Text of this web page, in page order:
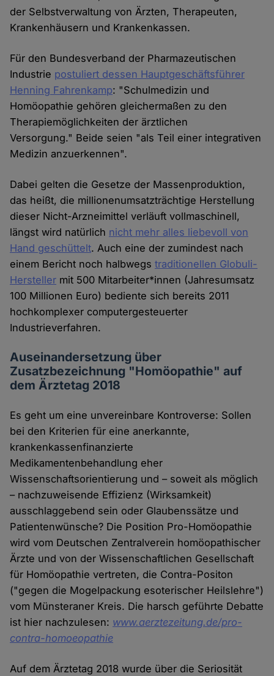
der Selbstverwaltung von Ärzten, Therapeuten,
Krankenhäusern und Krankenkassen.
Für den Bundesverband der Pharmazeutischen
Industrie postuliert dessen Hauptgeschäftsführer
Henning Fahrenkamp: "Schulmedizin und
Homöopathie gehören gleichermaßen zu den
Therapiemöglichkeiten der ärztlichen
Versorgung." Beide seien "als Teil einer integrativen
Medizin anzuerkennen".
Dabei gelten die Gesetze der Massenproduktion,
das heißt, die millionenumsatzträchtige Herstellung
dieser Nicht-Arzneimittel verläuft vollmaschinell,
längst wird natürlich nicht mehr alles liebevoll von
Hand geschüttelt. Auch eine der zumindest nach
einem Bericht noch halbwegstraditionellen Globuli-
Hersteller mit 500 Mitarbeiter*innen (Jahresumsatz
100 Millionen Euro) bediente sich bereits 2011
hochkomplexer computergesteuerter
Industrieverfahren.
Auseinandersetzung über
Zusatzbezeichnung "Homöopathie" auf
dem Ärztetag 2018
Es geht um eine unvereinbare Kontroverse: Sollen
bei den Kriterien für eine anerkannte,
krankenkassenfinanzierte
Medikamentenbehandlung eher
Wissenschaftsorientierung und – soweit als möglich
– nachzuweisende Effizienz (Wirksamkeit)
ausschlaggebend sein oder Glaubenssätze und
Patientenwünsche? Die Position Pro-Homöopathie
wird vom Deutschen Zentralverein homöopathischer
Ärzte und von der Wissenschaftlichen Gesellschaft
für Homöopathie vertreten, die Contra-Positon
("gegen die Mogelpackung esoterischer Heilslehre")
vom Münsteraner Kreis. Die harsch geführte Debatte
ist hier nachzulesen: www.aerztezeitung.de/pro-
contra-homoeopathie
Auf dem Ärztetag 2018 wurde über die Seriosität